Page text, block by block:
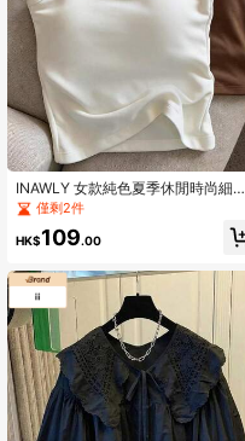
INAWLY 女款純色夏季休閒時尚細肩
帶背心上衣 3 件組
僅剩2件
HK$109.00